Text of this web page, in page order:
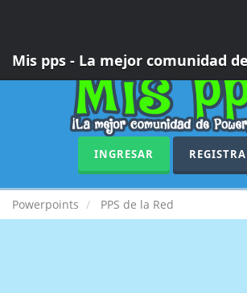
Mis pps - La mejor comunidad
INGRESAR
Powerpoints PPS de la Red